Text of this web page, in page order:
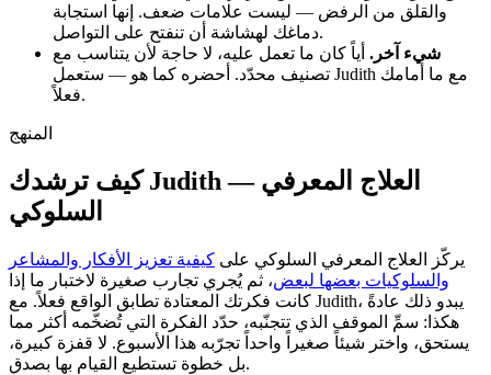
والقلق من الرفض — ليست علامات ضعف. إنها استجابة
دماغك لهشاشة أن تنفتح على التواصل.
شيء آخر. أياً كان ما تعمل عليه، لا حاجة لأن يتناسب مع
تصنيف محدّد. أحضره كما هو — ستعمل Judith مع ما أمامك
فعلاً.
المنهج
كيف ترشدك Judith — العلاج المعرفي
السلوكي
يركّز العلاج المعرفي السلوكي على كيفية تعزيز الأفكار والمشاعر
والسلوكيات بعضها لبعض، ثم يُجري تجارب صغيرة لاختبار ما إذا
كانت فكرتك المعتادة تطابق الواقع فعلاً. مع Judith، يبدو ذلك عادةً
هكذا: سمِّ الموقف الذي تتجنّبه، حدّد الفكرة التي تُضخّمه أكثر مما
يستحق، واختر شيئاً صغيراً واحداً تجرّبه هذا الأسبوع. لا قفزة كبيرة،
بل خطوة تستطيع القيام بها بصدق.